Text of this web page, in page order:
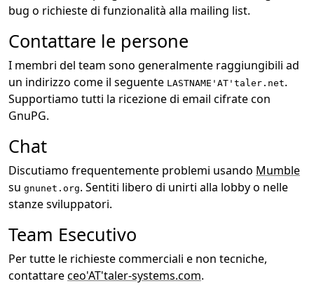
bug o richieste di funzionalità alla mailing list.
Contattare le persone
I membri del team sono generalmente raggiungibili ad
un indirizzo come il seguente LASTNAME'AT'taler.net.
Supportiamo tutti la ricezione di email cifrate con
GnuPG.
Chat
Discutiamo frequentemente problemi usando Mumble
su gnunet.org. Sentiti libero di unirti alla lobby o nelle
stanze sviluppatori.
Team Esecutivo
Per tutte le richieste commerciali e non tecniche,
contattareceo'AT'taler-systems.com.